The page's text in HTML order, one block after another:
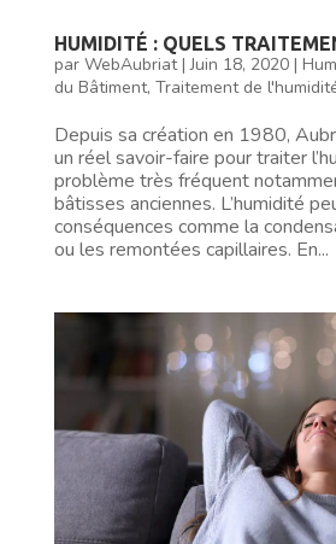
HUMIDITÉ : QUELS
par WebAubriat|Juin 18, 2020|
du Bâtiment, Traitement de
Depuis sa création en 1980,
un réel savoir-faire pour traiter
problème très fréquent
bâtisses anciennes. L’humidité
conséquences comme la
ou les remontées capillaires. En...